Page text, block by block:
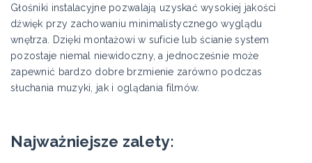
Głośniki instalacyjne pozwalają uzyskać wysokiej jakości
dźwięk przy zachowaniu minimalistycznego wyglądu
wnętrza. Dzięki montażowi w suficie lub ścianie system
pozostaje niemal niewidoczny, a jednocześnie może
zapewnić bardzo dobre brzmienie zarówno podczas
słuchania muzyki, jak i oglądania filmów.
Najważniejsze zalety: